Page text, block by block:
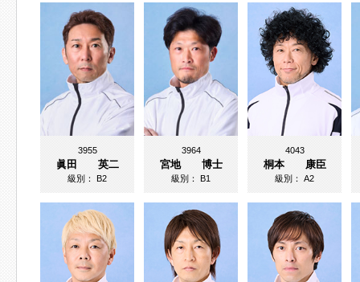
3955
眞田 英二
級別：B2
3964
宮地 博士
級別：B1
4043
桐本 康臣
級別：A2